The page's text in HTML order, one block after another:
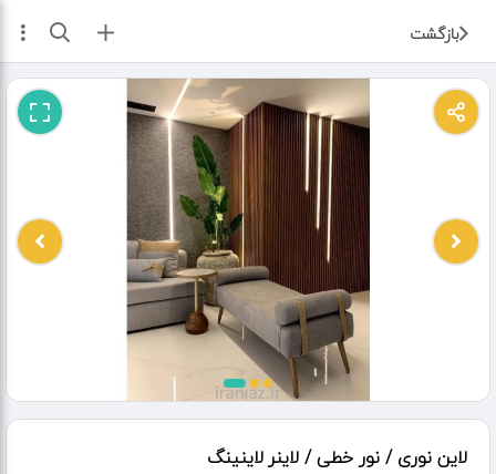
بازگشت ثبت آگهی
لاین نوری / نور خطی / لاینر لاینینگ